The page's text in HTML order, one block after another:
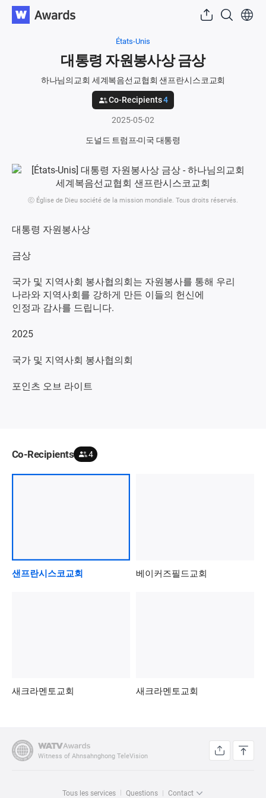
États-Unis
대통령 자원봉사상 금상
하나님의교회 세계복음선교협회 샌프란시스코교회
Co-Recipients4
2025-05-02
도널드 트럼프 미국 대통령
ⓒ Église de Dieu société de la mission mondiale. Tous droits réservés.
대통령 자원봉사상
금상
국가 및 지역사회 봉사협의회는 자원봉사를 통해 우리
나라와 지역사회를 강하게 만든 이들의 헌신에
인정과 감사를 드립니다.
2025
국가 및 지역사회 봉사협의회
포인츠 오브 라이트
Co-Recipients 4
샌프란시스코교회 베이커즈필드교회
새크라멘토교회 새크라멘토교회
Witness of Ahnsahnghong TeleVision
Tous les services Questions Contact